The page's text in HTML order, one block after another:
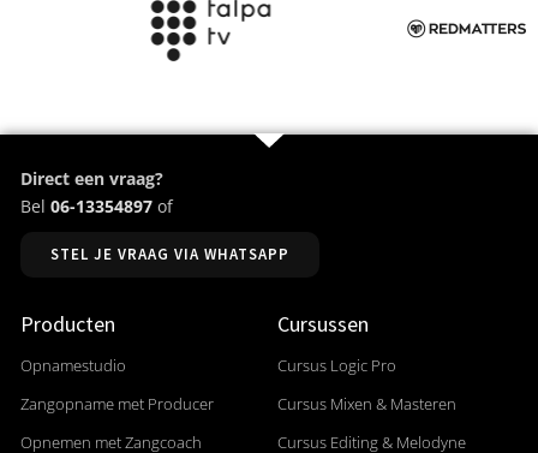
Direct een vraag?
Bel 06-13354897 of
STEL JE VRAAG VIA WHATSAPP
Producten
Opnamestudio
Zangopname met Producer
Opnemen met Zangcoach
Cursussen
Cursus Logic Pro
Cursus Mixen & Masteren
Cursus Editing & Melodyne